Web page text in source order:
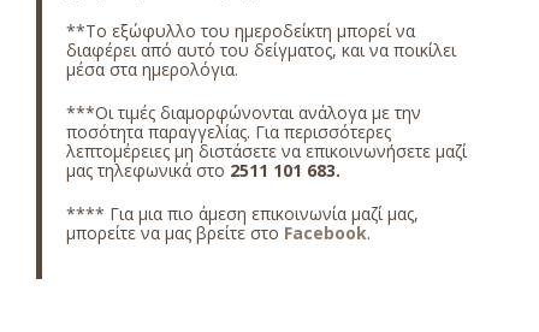
**Το εξώφυλλο του ημεροδείκτη μπορεί να
διαφέρει από αυτό του δείγματος, και να ποικίλει
μέσα στα ημερολόγια.
***Οι τιμές διαμορφώνονται ανάλογα με την
ποσότητα παραγγελίας. Για περισσότερες
λεπτομέρειες μη διστάσετε να επικοινωνήσετε μαζί
μας τηλεφωνικά στο 2511 101 683.
**** Για μια πιο άμεση επικοινωνία μαζί μας,
μπορείτε να μας βρείτε στο Facebook.